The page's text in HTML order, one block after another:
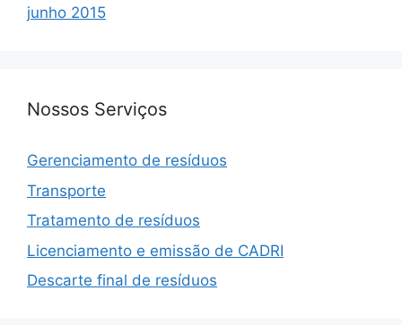
junho 2015
Nossos Serviços
Gerenciamento de resíduos
Transporte
Tratamento de resíduos
Licenciamento e emissão de CADRI
Descarte final de resíduos